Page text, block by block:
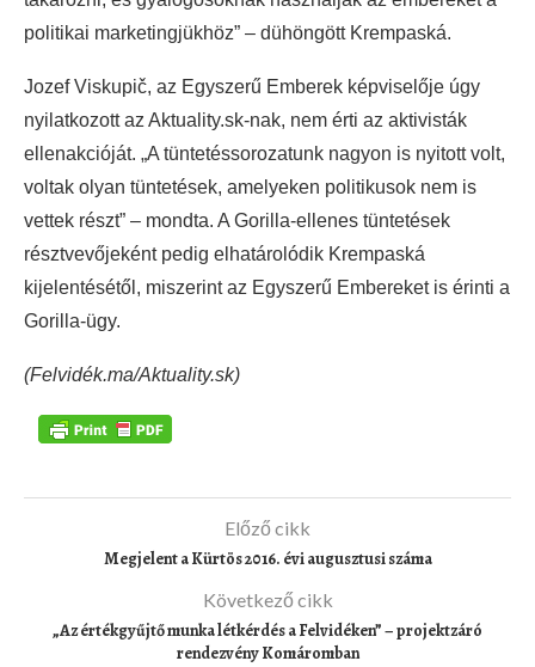
politikai marketingjükhöz” – dühöngött Krempaská.
Jozef Viskupič, az Egyszerű Emberek képviselője úgy
nyilatkozott az Aktuality.sk-nak, nem érti az aktivisták
ellenakcióját. „A tüntetéssorozatunk nagyon is nyitott volt,
voltak olyan tüntetések, amelyeken politikusok nem is
vettek részt” – mondta. A Gorilla-ellenes tüntetések
résztvevőjeként pedig elhatárolódik Krempaská
kijelentésétől, miszerint az Egyszerű Embereket is érinti a
Gorilla-ügy.
(Felvidék.ma/Aktuality.sk)
Előző cikk
Megjelent a Kürtös 2016. évi augusztusi száma
Következő cikk
„Az értékgyűjtő munka létkérdés a Felvidéken” – projektzáró
rendezvény Komáromban